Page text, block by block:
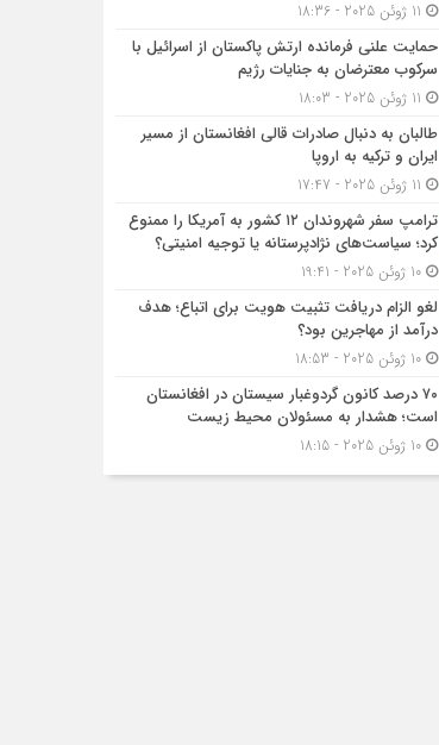
حمایت علنی فرمانده ارتش پاکستان از اسرائیل با
سرکوب معترضان به جنایات رژیم
طالبان به دنبال صادرات قالی افغانستان از مسیر
ایران و ترکیه به اروپا
ترامپ سفر شهروندان ۱۲ کشور به آمریکا را ممنوع
کرد؛ سیاست‌های نژادپرستانه یا توجیه امنیتی؟
10 ژوئن 2025 - 19:41
لغو الزام دریافت تثبیت هویت برای اتباع؛ هدف
درآمد از مهاجرین بود؟
10 ژوئن 2025 - 18:53
۷۰ درصد کانون گردوغبار سیستان در افغانستان
است؛ هشدار به مسئولان محیط زیست
10 ژوئن 2025 - 18:15